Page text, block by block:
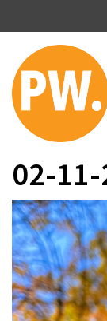
02-11-